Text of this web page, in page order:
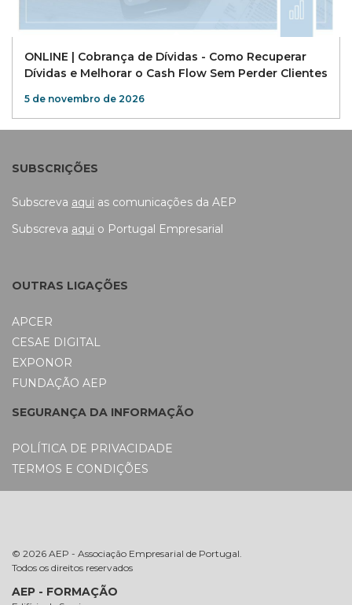
ONLINE | Cobrança de Dívidas - Como Recuperar
Dívidas e Melhorar o Cash Flow Sem Perder Clientes
5 de novembro de 2026
SUBSCRIÇÕES
Subscreva aqui as comunicações da AEP
Subscreva aqui o Portugal Empresarial
OUTRAS LIGAÇÕES
APCER
CESAE DIGITAL
EXPONOR
FUNDAÇÃO AEP
SEGURANÇA DA INFORMAÇÃO
POLÍTICA DE PRIVACIDADE
TERMOS E CONDIÇÕES
© 2026 AEP - Associação Empresarial de Portugal.
Todos os direitos reservados
AEP - FORMAÇÃO